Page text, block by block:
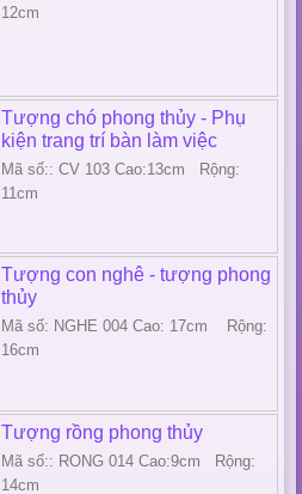
12cm
Tượng chó phong thủy - Phụ
kiện trang trí bàn làm việc
Mã số:: CV 103 Cao:13cm Rộng:
11cm
Tượng con nghê - tượng phong
thủy
Mã số: NGHE 004 Cao: 17cm Rộng:
16cm
Tượng rồng phong thủy
Mã số:: RONG 014 Cao:9cm Rộng:
14cm